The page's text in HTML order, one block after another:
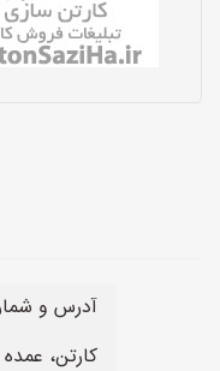
آدرس و
کارتن،